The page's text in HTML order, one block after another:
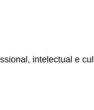
intelectual e